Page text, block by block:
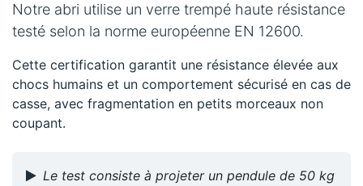
Notre abri utilise un verre trempé haute résistance
testé selon la norme européenne EN 12600.
Cette certification garantit une résistance élevée aux
chocs humains et un comportement sécurisé en cas de
casse, avec fragmentation en petits morceaux non
coupant.
Le test consiste à projeter un pendule de 50 kg